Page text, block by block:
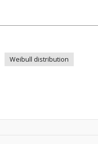
Weibull distribution